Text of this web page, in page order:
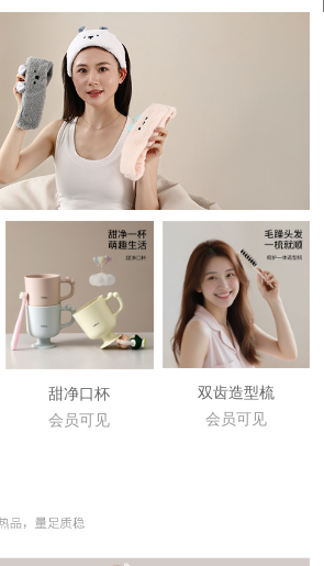
甜净口杯
会员可见
双齿造型梳
会员可见